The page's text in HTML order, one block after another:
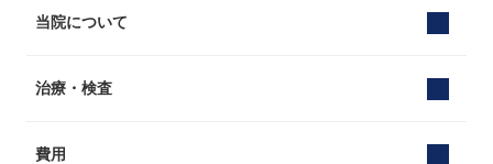
当院について
治療・検査
費用